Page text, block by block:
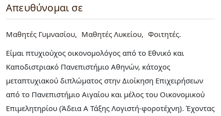
Απευθύνομαι σε
Μαθητές Γυμνασίου Μαθητές Λυκείου
Φοιτητές
Είμαι πτυχιούχος οικονομολόγος από το Εθνικό και
Καποδιστριακό Πανεπιστήμιο Αθηνών, κάτοχος
μεταπτυχιακού διπλώματος στην Διοίκηση Επιχειρήσεων
από το Πανεπιστήμιο Αιγαίου και μέλος του Οικονομικού
Επιμελητηρίου (Άδεια Α Τάξης Λογιστή-φοροτέχνη). Έχοντας